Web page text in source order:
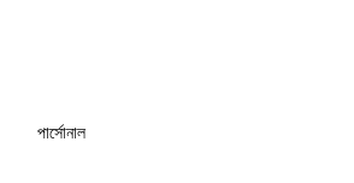
পার্সোনাল